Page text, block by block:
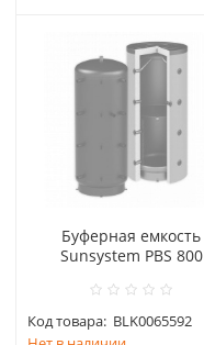
Буферная емкость
Sunsystem PBS 800
Код товара: BLK0065592